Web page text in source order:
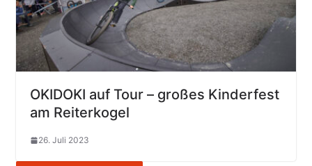
OKIDOKI auf Tour – großes Kinderfest
am Reiterkogel
26. Juli 2023